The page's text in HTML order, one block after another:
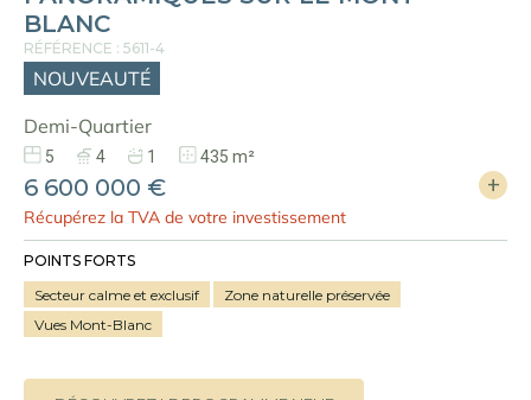
BLANC
RÉFÉRENCE : 5611-4
NOUVEAUTÉ
Demi-Quartier
5 4 1 435 m²
6 600 000 €
Récupérez la TVA de votre investissement
POINTS FORTS
Secteur calme et exclusif
Zone naturelle préservée
Vues Mont-Blanc